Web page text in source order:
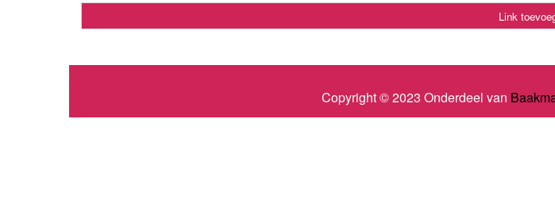
Link
Copyright © 2023 Onderdeel van